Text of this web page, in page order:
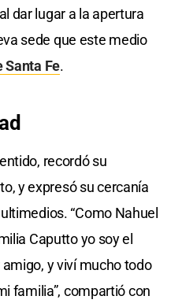
dar lugar a la apertura
sede que este medio
Santa Fe.
recordó su
y expresó su cercanía
“Como Nahuel
Caputto yo soy el
y viví mucho todo
familia”, compartió con